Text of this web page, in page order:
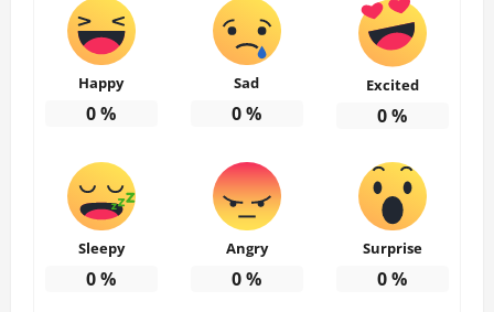
Happy
0%
Sad
0%
Excited
0%
Sleepy
0%
Angry
0%
Surprise
0%